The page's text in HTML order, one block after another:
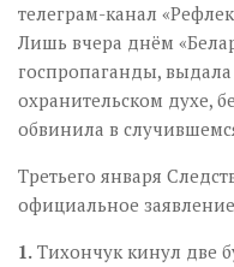
телеграм-канал
Лишь вчера днём
госпропаганды,
охранительском духе,
обвинила в
Третьего января
официальное
1. Тихончук кинул две